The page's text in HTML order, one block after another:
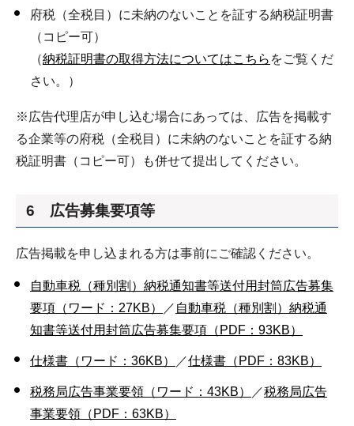
府税（全税目）に未納のないことを証する納税証明書
（コピー可）
（納税証明書の取得方法についてはこちら をご覧くだ
さい。）
※広告代理店が申し込む場合にあっては、広告を掲載す
る企業等の府税（全税目）に未納のないことを証する納
税証明書（コピー可）も併せて提出してください。
6 広告募集要項等
広告掲載を申し込まれる方は事前にご確認ください。
自動車税（種別割）納税通知書等送付用封筒広告募集
要項（ワード：27KB）
／ 自動車税（種別割）納税通
知書等送付用封筒広告募集要項（PDF：93KB）
仕様書（ワード：36KB） ／仕様書（PDF：83KB）
税務局広告事業要領（ワード：43KB） ／税務局広告
事業要領（PDF：63KB）